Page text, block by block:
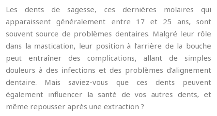
Les dents de sagesse, ces dernières molaires qui
apparaissent généralement entre 17 et 25 ans, sont
souvent source de problèmes dentaires. Malgré leur rôle
dans la mastication, leur position à l’arrière de la bouche
peut entraîner des complications, allant de simples
douleurs à des infections et des problèmes d’alignement
dentaire. Mais saviez-vous que ces dents peuvent
également influencer la santé de vos autres dents, et
même repousser après une extraction ?